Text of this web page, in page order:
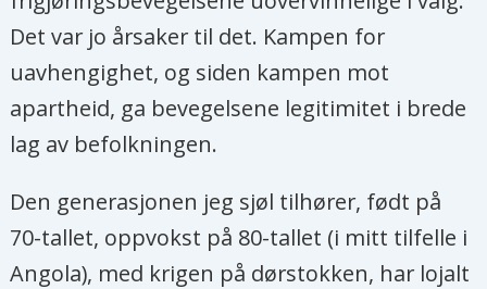
Det var jo årsaker til det. Kampen for
uavhengighet, og siden kampen mot
apartheid, ga bevegelsene legitimitet i brede
lag av befolkningen.
Den generasjonen jeg sjøl tilhører, født på
70-tallet, oppvokst på 80-tallet (i mitt tilfelle i
Angola), med krigen på dørstokken, har lojalt